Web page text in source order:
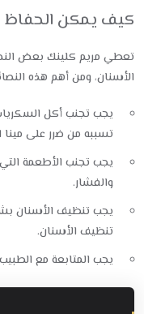
كيف يمكن الحفاظ
تعطي مريم كلينك بعض
الأسنان، ومن أهم هذه
يجب تجنب أكل
تسببه من ضرر على مينا
يجب تجنب الأطعمة
والفشار.
يجب تنظيف الأسنان
تنظيف الأسنان.
يجب المتابعة مع